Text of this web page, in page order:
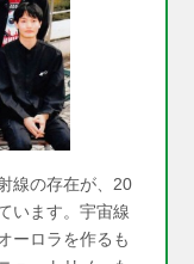
線の存在が、20
います。宇宙線
ーロラを作るも